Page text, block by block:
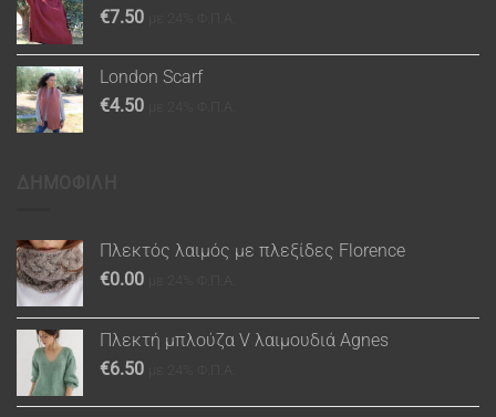
€7.50
London Scarf
€4.50
Πλεκτός λαιμός με πλεξίδες Florence
€0.00
Πλεκτή μπλούζα V λαιμουδιά Agnes
€6.50